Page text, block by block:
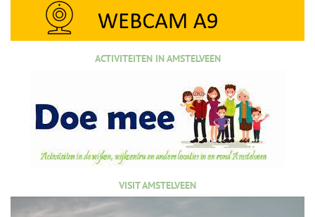
ACTIVITEITEN IN AMSTELVEEN
VISIT AMSTELVEEN